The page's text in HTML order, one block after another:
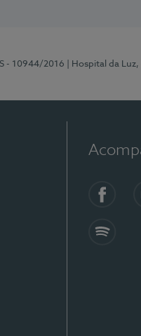
- 10944/2016 | Hospital da Luz,